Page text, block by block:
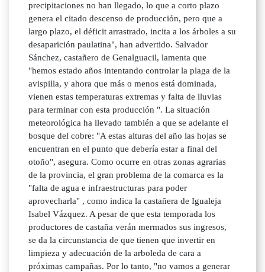
precipitaciones no han llegado, lo que a corto plazo
genera el citado descenso de producción, pero que a
largo plazo, el déficit arrastrado, incita a los árboles a su
desaparición paulatina", han advertido. Salvador
Sánchez, castañero de Genalguacil, lamenta que
"hemos estado años intentando controlar la plaga de la
avispilla, y ahora que más o menos está dominada,
vienen estas temperaturas extremas y falta de lluvias
para terminar con esta producción ". La situación
meteorológica ha llevado también a que se adelante el
bosque del cobre: "A estas alturas del año las hojas se
encuentran en el punto que debería estar a final del
otoño", asegura. Como ocurre en otras zonas agrarias
de la provincia, el gran problema de la comarca es la
"falta de agua e infraestructuras para poder
aprovecharla" , como indica la castañera de Igualeja
Isabel Vázquez. A pesar de que esta temporada los
productores de castaña verán mermados sus ingresos,
se da la circunstancia de que tienen que invertir en
limpieza y adecuación de la arboleda de cara a
próximas campañas. Por lo tanto, "no vamos a generar